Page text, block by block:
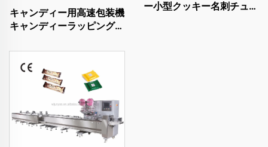
キャンディー用高速包装機
キャンディーラッピングマ
ー小型クッキー名刺チュー